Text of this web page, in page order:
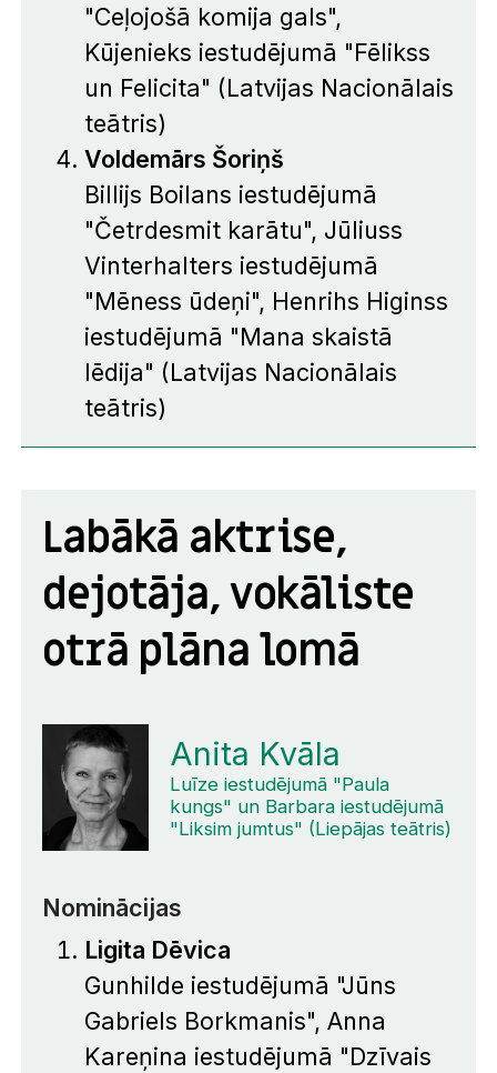
"Ceļojošā komija gals",
Kūjenieks iestudējumā "Fēlikss
un Felicita" (Latvijas Nacionālais
teātris)
Voldemārs Šoriņš
Billijs Boilans iestudējumā
"Četrdesmit karātu", Jūliuss
Vinterhalters iestudējumā
"Mēness ūdeņi", Henrihs Higinss
iestudējumā "Mana skaistā
lēdija" (Latvijas Nacionālais
teātris)
Labākā aktrise,
dejotāja, vokāliste
otrā plāna lomā
Anita Kvāla
Luīze iestudējumā "Paula
kungs" un Barbara iestudējumā
"Liksim jumtus" (Liepājas teātris)
Nominācijas
Ligita Dēvica
Gunhilde iestudējumā "Jūns
Gabriels Borkmanis", Anna
Kareņina iestudējumā "Dzīvais